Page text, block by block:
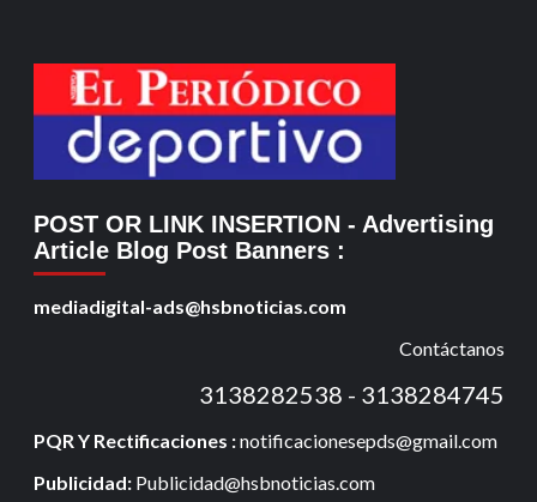
POST OR LINK INSERTION - Advertising
Article Blog Post Banners :
mediadigital-ads@hsbnoticias.com
Contáctanos
3138282538 - 3138284745
PQR Y Rectificaciones :notificacionesepds@gmail.com
Publicidad: Publicidad@hsbnoticias.com